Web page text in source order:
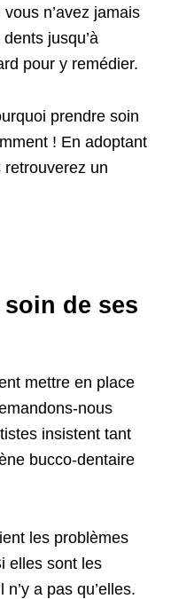
n’avez jamais
jusqu’à
pour y remédier.
prendre soin
! En adoptant
un
de ses
mettre en place
nous
insistent tant
bucco-dentaire
les problèmes
elles sont les
a pas qu’elles.